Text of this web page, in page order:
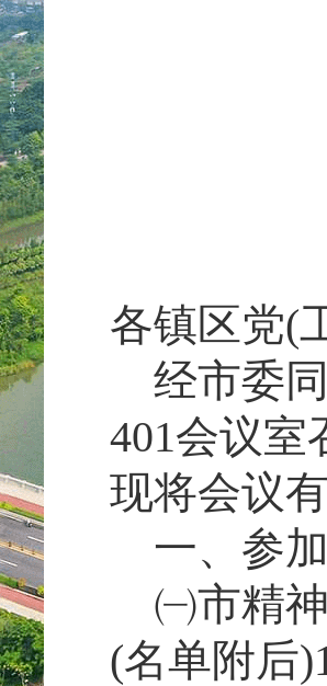
各镇区党(
经市委同
401会议
现将会议
一、参
㈠市精神
(名单附后